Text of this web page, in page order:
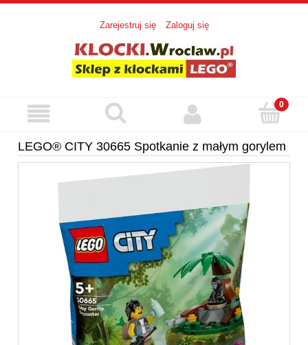
Zarejestruj się Zaloguj się
LEGO® CITY 30665 Spotkanie z małym gorylem